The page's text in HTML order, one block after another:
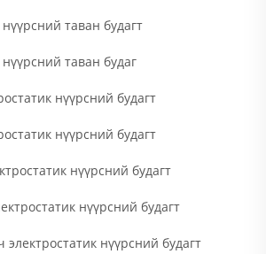
таван будагт
нүүрсний таван будаг
нүүрсний будагт
нүүрсний будагт
нүүрсний будагт
нүүрсний будагт
электростатик нүүрсний будагт